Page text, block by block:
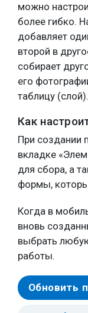
можно
более гибко.
добавляет
второй в
собирает
его
таблицу (слой).
Как
При создании
вкладке
для сбора, а
формы,
Когда в
вновь
выбрать
работы.
Обновить